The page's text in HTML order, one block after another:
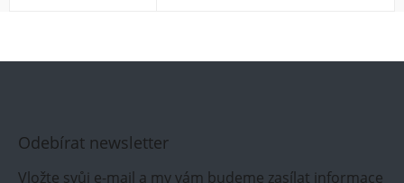
Odebírat newsletter
Vložte svůj e-mail a my vám budeme zasílat informace